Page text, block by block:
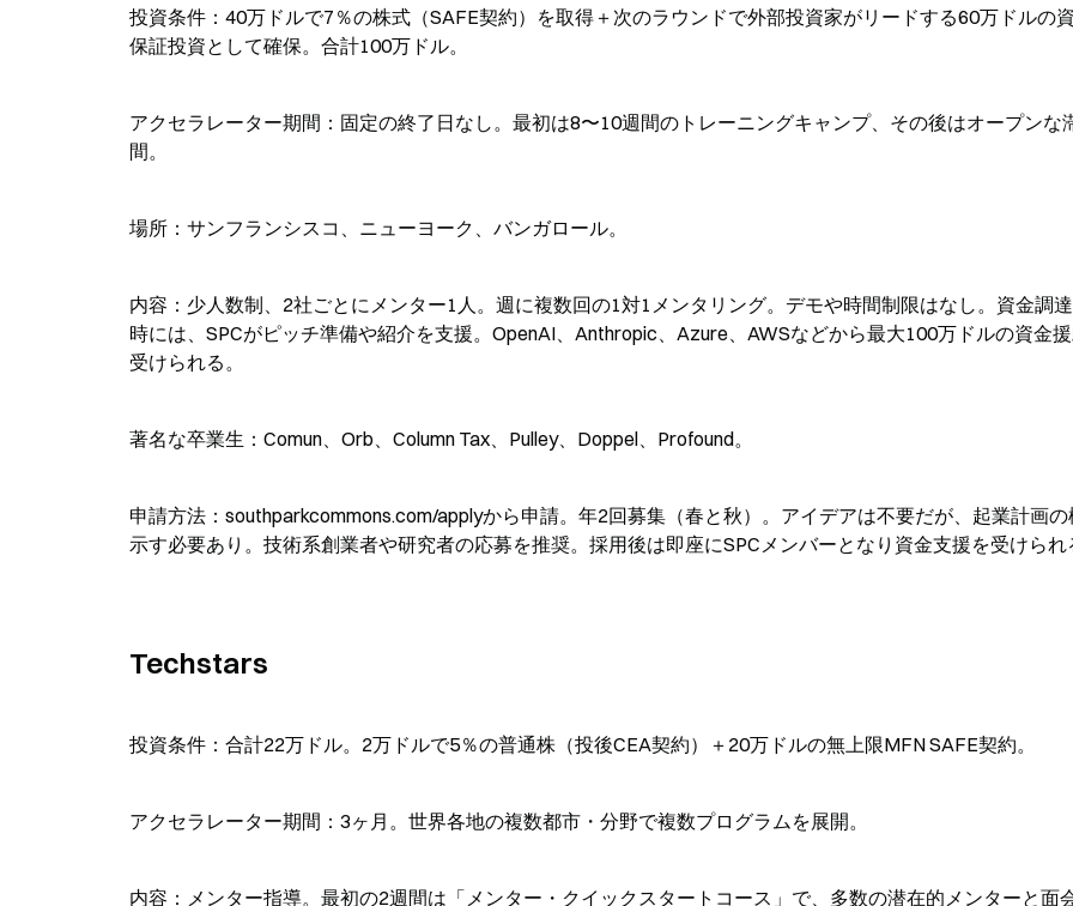
投資条件：40万ドルで7％の株式（SAFE契約）を取得＋次のラウンドで外部投資家がリードする60万ドルの
保証投資として確保。合計100万ドル。
アクセラレーター期間：固定の終了日なし。最初は8〜10週間のトレーニングキャンプ、その後はオープンな
間。
場所：サンフランシスコ、ニューヨーク、バンガロール。
内容：少人数制、2社ごとにメンター1人。週に複数回の1対1メンタリング。デモや時間制限はなし。資金調
時には、SPCがピッチ準備や紹介を支援。OpenAI、Anthropic、Azure、AWSなどから最大100万ドルの資金
受けられる。
著名な卒業生：Comun、Orb、Column Tax、Pulley、Doppel、Profound。
申請方法：southparkcommons.com/applyから申請。年2回募集（春と秋）。アイデアは不要だが、起業計画の
示す必要あり。技術系創業者や研究者の応募を推奨。採用後は即座にSPCメンバーとなり資金支援を受けられ
Techstars
投資条件：合計22万ドル。2万ドルで5％の普通株（投後CEA契約）＋20万ドルの無上限MFN SAFE契約。
アクセラレーター期間：3ヶ月。世界各地の複数都市・分野で複数プログラムを展開。
内容：メンター指導。最初の2週間は「メンター・クイックスタートコース」で、多数の潜在的メンターと面会